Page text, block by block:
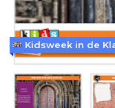
Kidsweek in de